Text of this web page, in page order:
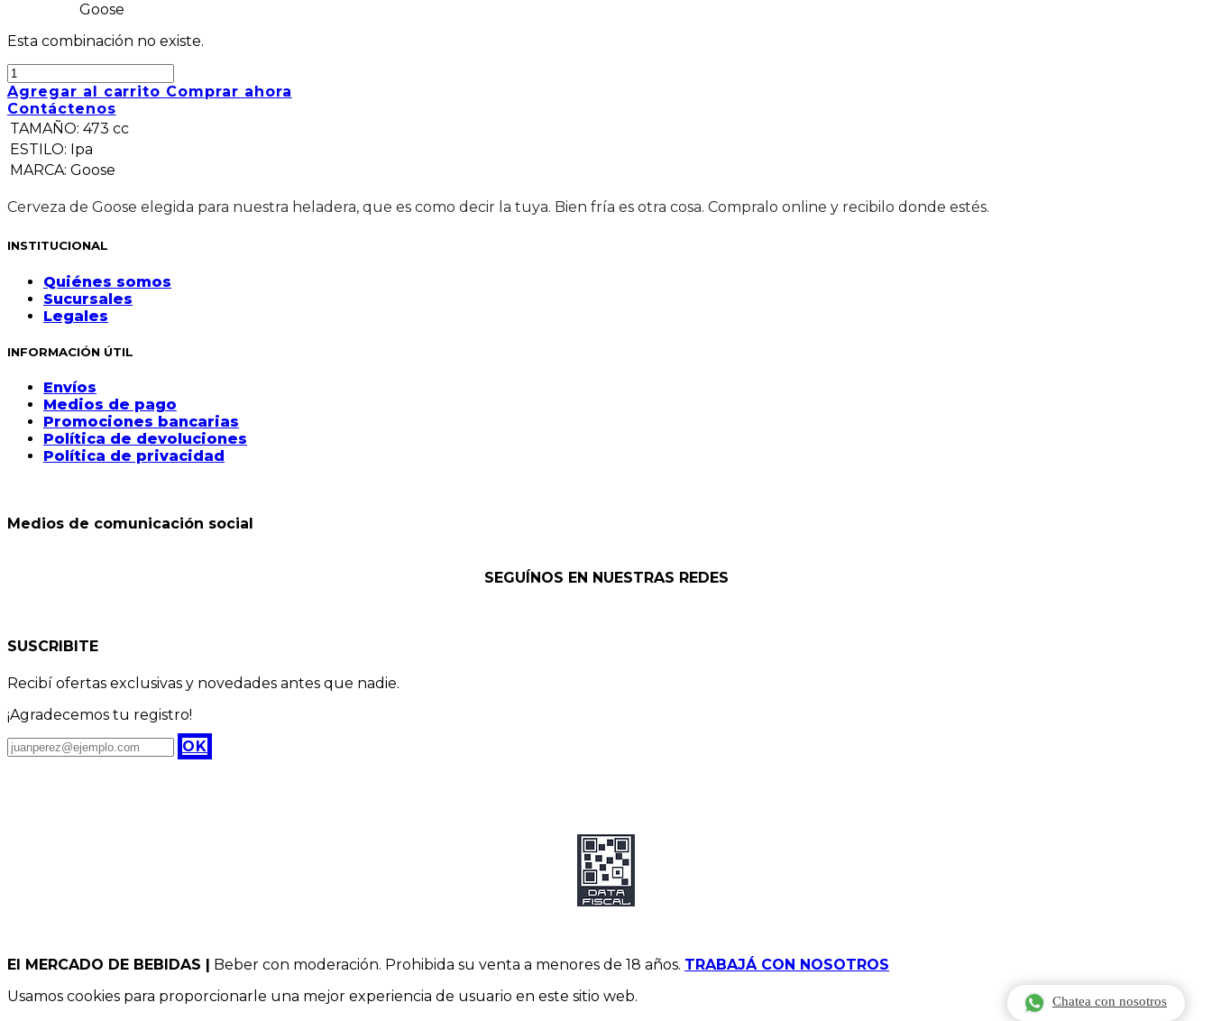
Chatea con nosotros
Goose
Esta combinación no existe.
Agregar al carrito Comprar ahora
Contáctenos
TAMAÑO: 473 cc
ESTILO: Ipa
MARCA: Goose
Cerveza de Goose elegida para nuestra heladera, que es como decir la tuya. Bien fría es otra cosa. Compralo online y recibilo donde estés.
INSTITUCIONAL
Quiénes somos
Sucursales
Legales
INFORMACIÓN ÚTIL
Envíos
Medios de pago
Promociones bancarias
Política de devoluciones
Política de privacidad
Medios de comunicación social
SEGUÍNOS EN NUESTRAS REDES
SUSCRIBITE
Recibí ofertas exclusivas y novedades antes que nadie.
¡Agradecemos tu registro!
OK
El MERCADO DE BEBIDAS | Beber con moderación. Prohibida su venta a menores de 18 años. TRABAJÁ CON NOSOTR​OS
Usamos cookies para proporcionarle una mejor experiencia de usuario en este sitio web.